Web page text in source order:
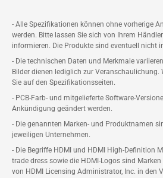
- Alle Spezifikationen können ohne vorherige
werden. Bitte lassen Sie sich von Ihrem
informieren. Die Produkte sind eventuell nicht
- Die technischen Daten und Merkmale
Bilder dienen lediglich zur
Sie auf den Spezifikationsseiten.
- PCB-Farb- und mitgelieferte Software-
Ankündigung geändert werden.
- Die genannten Marken- und Produktnamen
jeweiligen Unternehmen.
- Die Begriffe HDMI und HDMI High-Definition
trade dress sowie die HDMI-Logos sind
von HDMI Licensing Administrator, Inc. in den